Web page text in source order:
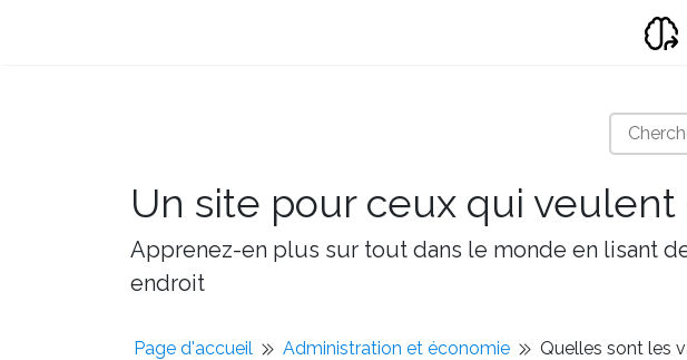
Un site pour ceux qui veulent
Apprenez-en plus sur tout dans le monde en lisant
endroit
Page d'accueil Administration et économie Quelles sont les